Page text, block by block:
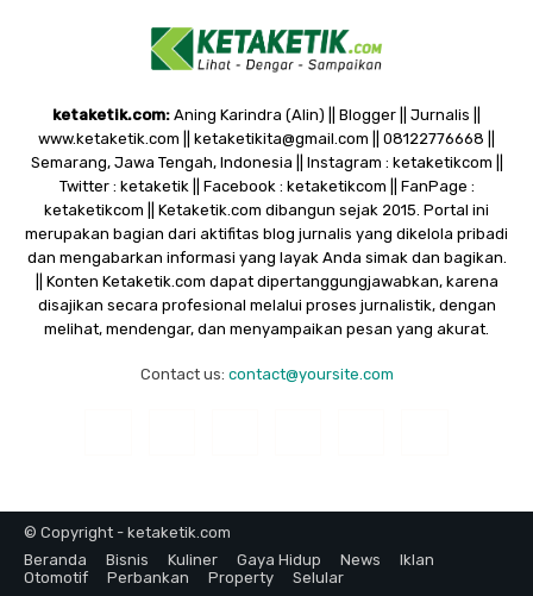
ketaketik.com: Aning Karindra (Alin) || Blogger || Jurnalis ||
www.ketaketik.com || ketaketikita@gmail.com || 08122776668 ||
Semarang, Jawa Tengah, Indonesia || Instagram : ketaketikcom ||
Twitter : ketaketik || Facebook : ketaketikcom || FanPage :
ketaketikcom || Ketaketik.com dibangun sejak 2015. Portal ini
merupakan bagian dari aktifitas blog jurnalis yang dikelola pribadi
dan mengabarkan informasi yang layak Anda simak dan bagikan.
|| Konten Ketaketik.com dapat dipertanggungjawabkan, karena
disajikan secara profesional melalui proses jurnalistik, dengan
melihat, mendengar, dan menyampaikan pesan yang akurat.
Contact us: contact@yoursite.com
© Copyright - ketaketik.com
Beranda
Bisnis Kuliner Gaya Hidup News
Iklan
Otomotif
Perbankan Property Selular